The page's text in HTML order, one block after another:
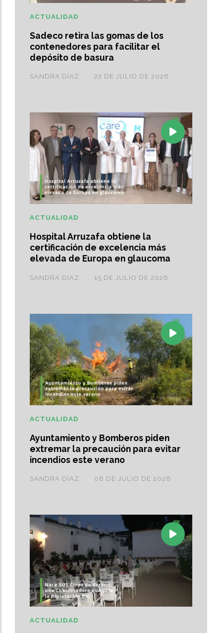
Sadeco retira las gomas de los
contenedores para facilitar el
depósito de basura
SANDRA DÍAZ
ACTUALIDAD
22 DE JULIO DE 2026
Hospital Arruzafa obtiene la
certificación de excelencia más
elevada de Europa en glaucoma
SANDRA DÍAZ
ACTUALIDAD
15 DE JULIO DE 2026
Ayuntamiento y Bomberos piden
extremar la precaución para evitar
incendios este verano
SANDRA DÍAZ
ACTUALIDAD
08 DE JULIO DE 2026
ACTUALIDAD